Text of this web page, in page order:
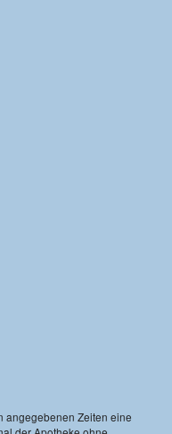
angegebenen Zeiten eine